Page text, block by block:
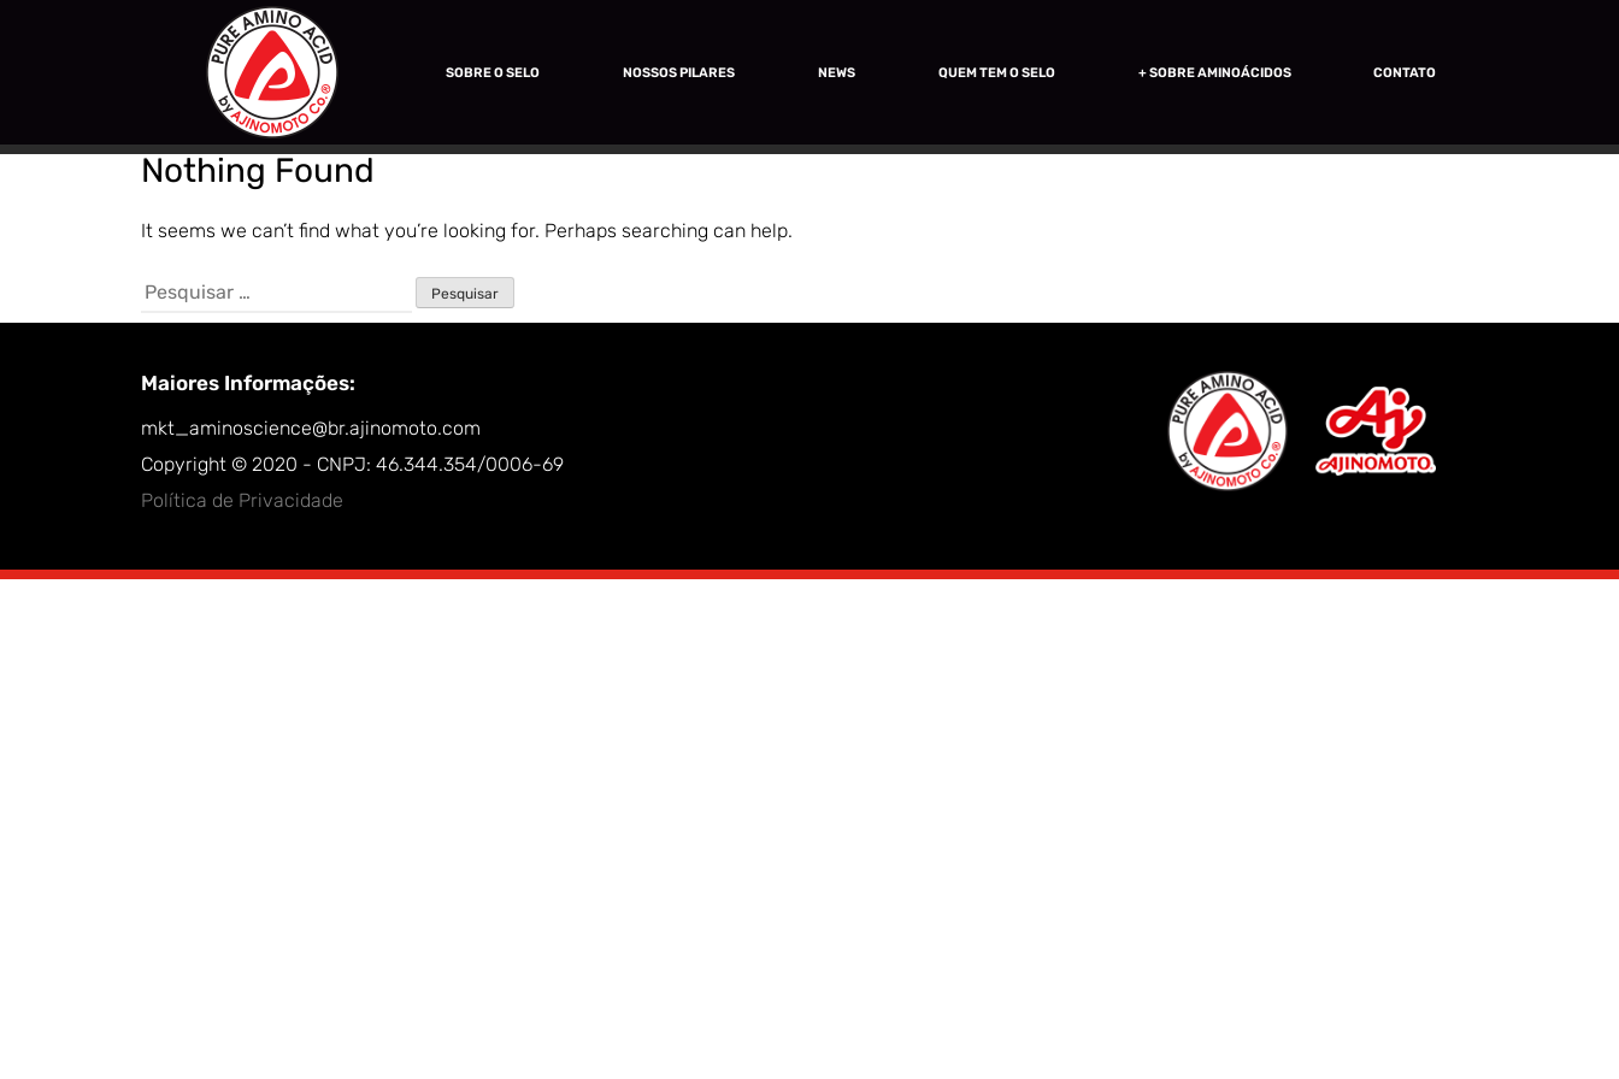
SOBRE O SELO NOSSOS PILARES NEWS QUEM TEM O SELO + SOBRE AMINOÁCIDOS CONTATO
Nothing Found
It seems we can’t find what you’re looking for. Perhaps searching can help.
Maiores Informações:
mkt_aminoscience@br.ajinomoto.com
Copyright © 2020 - CNPJ: 46.344.354/0006-69
Política de Privacidade